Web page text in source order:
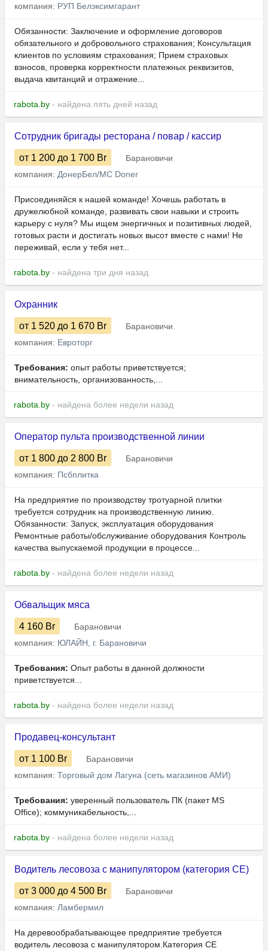
компания: РУП Белэксимгарант
Обязанности: Заключение и оформление договоров
обязательного и добровольного страхования; Консультация
клиентов по условиям страхования; Прием страховых
взносов, проверка корректности платежных реквизитов,
выдача квитанций и отражение...
rabota.by - найдена пять дней назад
Сотрудник бригады ресторана / повар / кассир
от 1 200 до 1 700 Br
Барановичи
компания: ДонерБел/MC Doner
Присоединяйся к нашей команде! Хочешь работать в
дружелюбной команде, развивать свои навыки и строить
карьеру с нуля? Мы ищем энергичных и позитивных людей,
готовых расти и достигать новых высот вместе с нами! Не
переживай, если у тебя нет...
rabota.by - найдена три дня назад
Охранник
от 1 520 до 1 670 Br
Барановичи
компания: Евроторг
Требования: опыт работы приветствуется;
внимательность, организованность,...
rabota.by - найдена более недели назад
Оператор пульта производственной линии
от 1 800 до 2 800 Br
Барановичи
компания: Псбплитка
На предприятие по производству тротуарной плитки
требуется сотрудник на производственную линию.
Обязанности: Запуск, эксплуатация оборудования
Ремонтные работы/обслуживание оборудования Контроль
качества выпускаемой продукции в процессе...
rabota.by - найдена более недели назад
Обвальщик мяса
4 160 Br
Барановичи
компания: ЮЛАЙН, г. Барановичи
Требования: Опыт работы в данной должности
приветствуется...
rabota.by - найдена более недели назад
Продавец-консультант
от 1 100 Br
Барановичи
компания: Торговый дом Лагуна (сеть магазинов АМИ)
Требования: уверенный пользователь ПК (пакет MS
Office); коммуникабельность,...
rabota.by - найдена более недели назад
Водитель лесовоза с манипулятором (категория СЕ)
от 3 000 до 4 500 Br
Барановичи
компания: Ламбермил
На деревообрабатывающее предприятие требуется
водитель лесовоза с манипулятором.Категория СЕ